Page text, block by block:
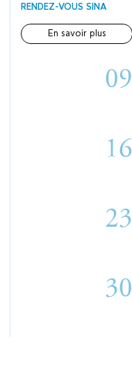
RENDEZ-VOUS SINA
En savoir plus
09
16
23
30